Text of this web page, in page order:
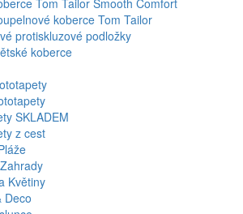
Tom Tailor Smooth Comfort
koberce Tom Tailor
protiskluzové podložky
koberce
SKLADEM
z cest
Květiny
Deco